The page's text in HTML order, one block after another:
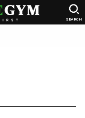
SEARCH